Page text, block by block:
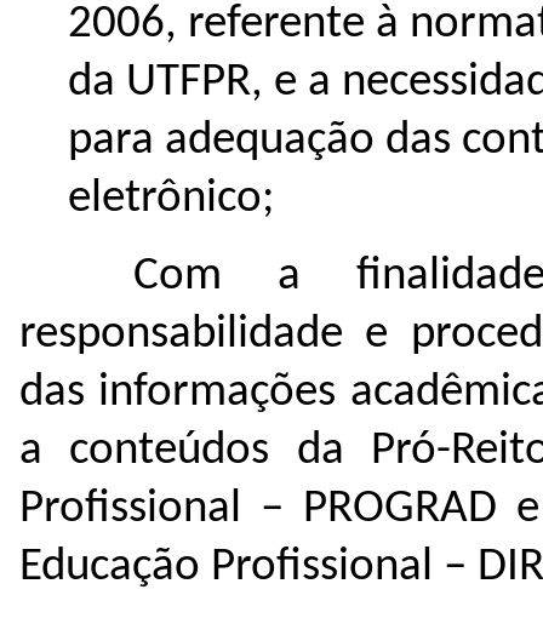
2006, referente à
da UTFPR, e a
para adequação das
eletrônico;
Com a
responsabilidade e
das informações
a conteúdos da Pró-
Profissional – PROGRAD
Educação Profissional –